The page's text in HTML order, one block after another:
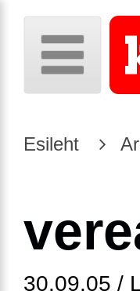
Esileht
30.09.05 /